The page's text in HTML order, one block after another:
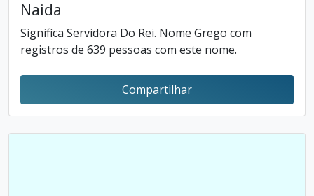
Naida
Significa Servidora Do Rei. Nome Grego com
registros de 639 pessoas com este nome.
Compartilhar